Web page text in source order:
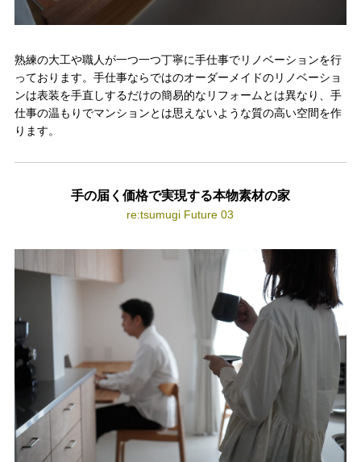
熟練の大工や職人が一つ一つ丁寧に手仕事でリノベーションを行
っております。手仕事ならではのオーダーメイドのリノベーショ
ンは表装を手直しするだけの簡易的なリフォームとは異なり、手
仕事の温もりでマンションとは思えないような質の高い空間を作
ります。
手の届く価格で実現する本物素材の家
re:tsumugi Future 03